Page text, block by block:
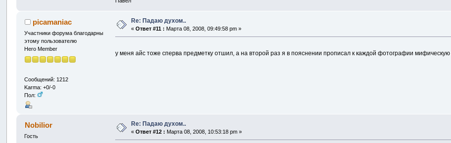
picamaniac
Участники форума благодарны
этому пользователю
Hero Member
Сообщений: 1212
Karma: +0/-0
Пол:
Re: Падаю духом..
«Ответ #11 : Марта 08, 2008, 09:49:58 pm »
у меня айс тоже сперва предметку отшил, а на второй раз я в пояснении прописал к каждой фотографии
Nobilior
Гость
Re: Падаю духом..
«Ответ #12 : Марта 08, 2008, 10:53:18 pm »